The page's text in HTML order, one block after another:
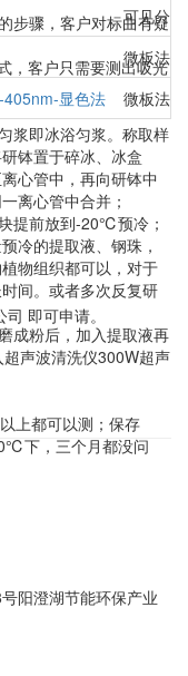
步骤，客户对标曲有疑
，客户只需要测出吸光
浆即冰浴匀浆。称取样
钵置于碎冰、冰盒
心管中，再向研钵中
离心管中合并；
提前放到-20℃预冷；
冷的提取液、钢珠，
物组织都可以，对于
间。或者多次反复研
粉后，加入提取液再
声波清洗仪300W超声
上都可以测；保存
下，三个月都没问
可见分
微板法
405nm-显色法 微板法
即可申请。
阳澄湖节能环保产业